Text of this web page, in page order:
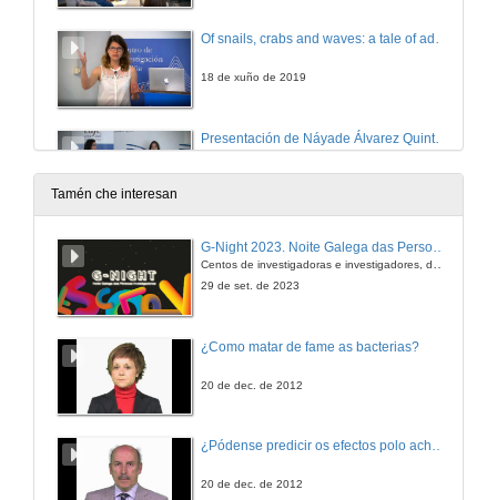
Of snails, crabs and waves: a tale of adaptation through the lens of genomics
18 de xuño de 2019
4 de xuño de 2019
Conference
Presentation of Gianluca Marino
Tamén che interesan
G-Night 2023. Noite Galega das Persoas Investigadoras. Conciencias creativas
29 de set. de 2023
¿Como matar de fame as bacterias?
20 de dec. de 2012
¿Pódense predicir os efectos polo achegamento á Terra dos asteroides?
20 de dec. de 2012